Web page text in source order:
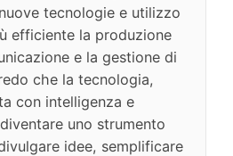
tecnologie e utilizzo
efficiente la produzione
e la gestione di
che la tecnologia,
con intelligenza e
uno strumento
idee, semplificare